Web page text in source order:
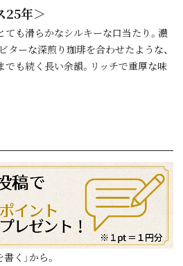
25年＞
ても滑らかなシルキーな口当たり。濃
ターな深煎り珈琲を合わせたような、
でも続く長い余韻。リッチで重厚な味
く」から。